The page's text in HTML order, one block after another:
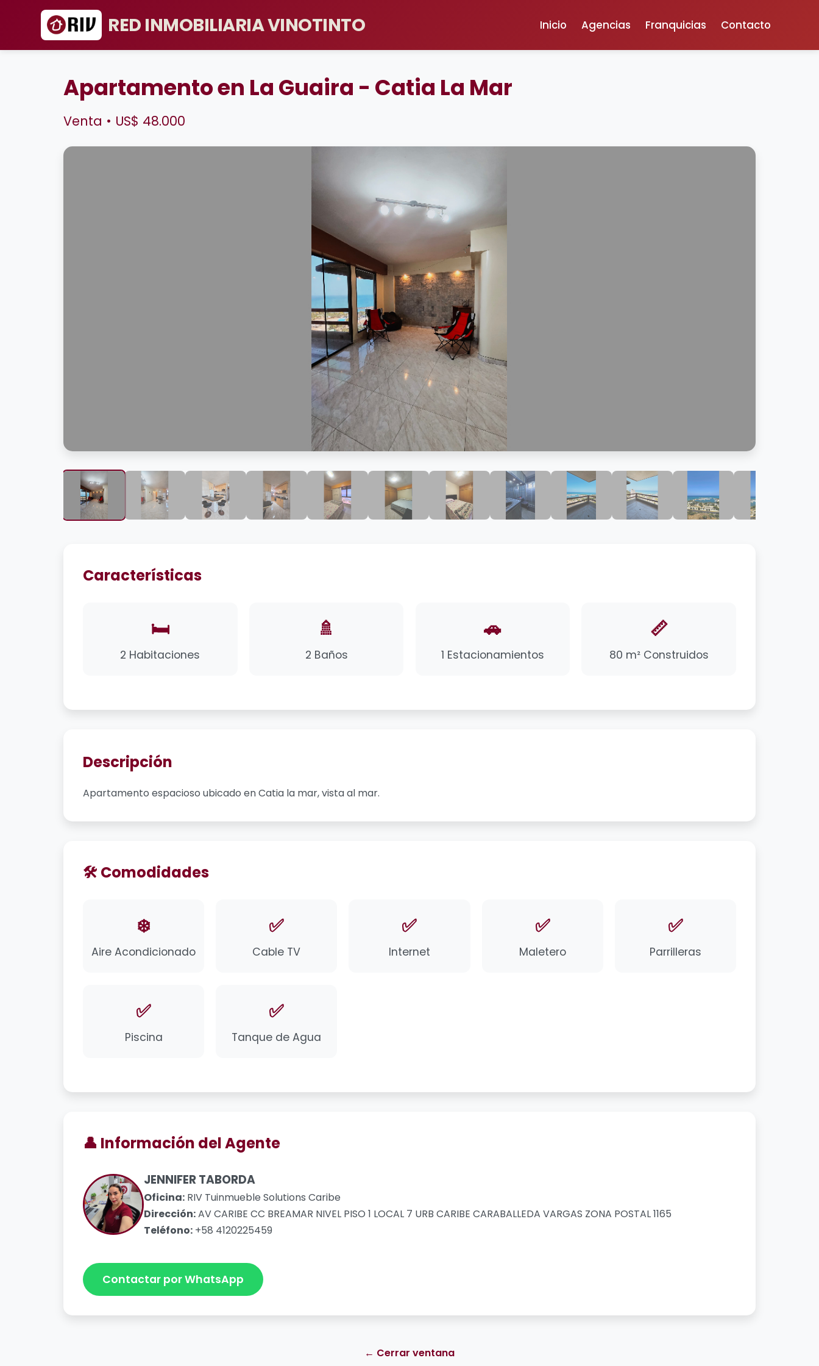
RED INMOBILIARIA VINOTINTO Inicio Agencias Franquicias Contacto
Apartamento en La Guaira - Catia La Mar
Venta • US$ 48.000
Características
🛏️
2 Habitaciones
🚿
2 Baños
🚗
1 Estacionamientos
📏
80 m² Construidos
Descripción
Apartamento espacioso ubicado en Catia la mar, vista al mar.
🛠️ Comodidades
❄️
Aire Acondicionado
✅
Cable TV
✅
Internet
✅
Maletero
✅
Parrilleras
✅
Piscina
✅
Tanque de Agua
👤 Información del Agente
JENNIFER TABORDA
Oficina: RIV Tuinmueble Solutions Caribe
Dirección:AV CARIBE CC BREAMAR NIVEL PISO 1 LOCAL 7 URB CARIBE CARABALLEDA VARGAS ZONA POSTAL 1165
Teléfono: +58 4120225459
Contactar por WhatsApp
← Cerrar ventana